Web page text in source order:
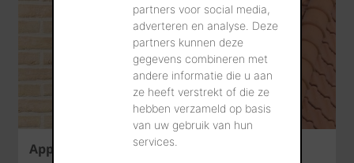
partners voor social media,
adverteren en analyse. Deze
partners kunnen deze
gegevens combineren met
andere informatie die u aan
ze heeft verstrekt of die ze
hebben verzameld op basis
van uw gebruik van hun
services.
Appli de visualisation